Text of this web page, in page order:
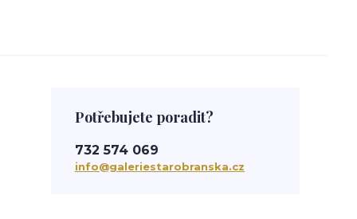
Potřebujete poradit?
732 574 069
info@galeriestarobranska.cz